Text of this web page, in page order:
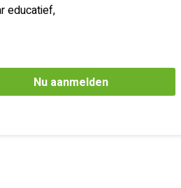
educatief,
Nu aanmelden